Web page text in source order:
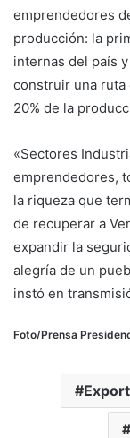
emprendedores
producción: la
internas del país
construir una ruta
20% de la
«Sectores
emprendedores,
la riqueza que
de recuperar a
expandir la
alegría de un
instó en
Foto/Prensa